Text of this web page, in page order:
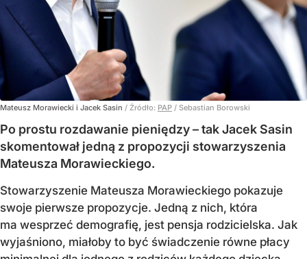
Mateusz Morawiecki i Jacek Sasin / Źródło: PAP / Sebastian Borowski
Po prostu rozdawanie pieniędzy – tak Jacek Sasin
skomentował jedną z propozycji stowarzyszenia
Mateusza Morawieckiego.
Stowarzyszenie Mateusza Morawieckiego pokazuje
swoje pierwsze propozycje. Jedną z nich, która
ma wesprzeć demografię, jest pensja rodzicielska. Jak
wyjaśniono, miałoby to być świadczenie równe płacy